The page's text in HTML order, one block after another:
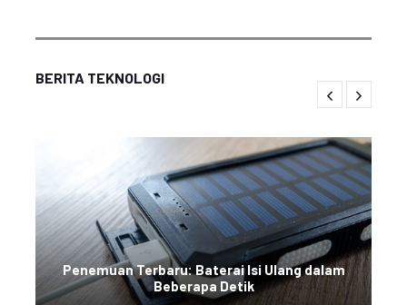
BERITA TEKNOLOGI
Penemuan Terbaru: Baterai Isi Ulang dalam
Beberapa Detik